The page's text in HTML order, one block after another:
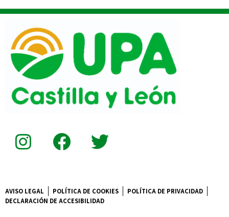
AVISO LEGAL POLÍTICA DE COOKIES
POLÍTICA DE PRIVACIDAD
DECLARACIÓN DE ACCESIBILIDAD